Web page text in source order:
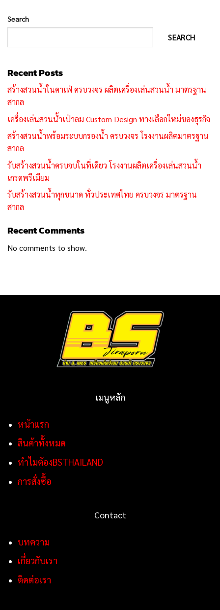
Search
SEARCH
Recent Posts
สร้างสวนน้ำในคาเฟ่ ครบวงจร ผลิตเครื่องเล่นสวนน้ำ มาตรฐาน
สากล
เครื่องเล่นสวนน้ำเป่าลม Custom Design ทางเลือกใหม่ของธุรกิจ
สร้างสวนน้ำพร้อมระบบกรองน้ำ ครบวงจร โรงงานผลิตมาตรฐาน
สากล
รับสร้างสวนน้ำครบจบในที่เดียว โรงงานผลิตเครื่องเล่นสวนน้ำ
เกรดพรีเมียม
รับสร้างสวนน้ำทุกขนาด ทั่วประเทศไทย ครบวงจร มาตรฐาน
สากล
Recent Comments
No comments to show.
เมนูหลัก
หน้าแรก
สินค้าทั้งหมด
ทำไมต้องBSTHAILAND
การสั่งซื้อ
Contact
บทความ
เกี่ยวกับเรา
ติดต่อเรา